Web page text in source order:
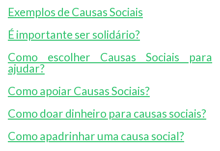
Exemplos de Causas Sociais
É importante ser solidário?
Como escolher Causas Sociais para
ajudar?
Como apoiar Causas Sociais?
Como doar dinheiro para causas sociais?
Como apadrinhar uma causa social?